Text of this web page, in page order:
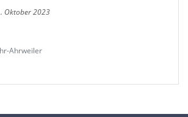
Oktober 2023
Ahrweiler